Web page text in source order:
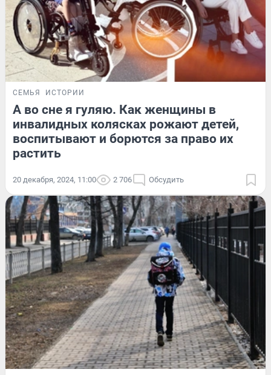
СЕМЬЯ ИСТОРИИ
А во сне я гуляю. Как женщины в
инвалидных колясках рожают детей,
воспитывают и борются за право их
растить
20 декабря, 2024, 11:00 2 706 Обсудить